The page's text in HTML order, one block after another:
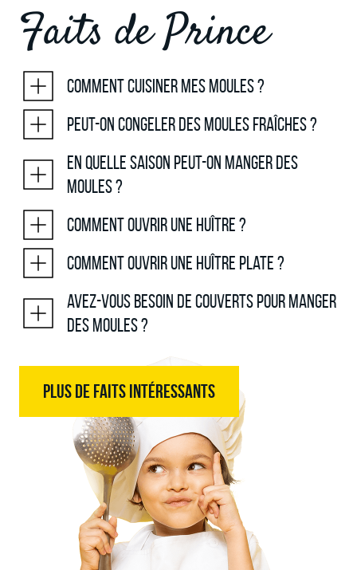
Faits de Prince
Comment cuisiner mes moules ?
Peut-on congeler des moules fraîches ?
En quelle saison peut-on manger des
moules ?
Comment ouvrir une huître ?
Comment ouvrir une huître plate ?
Avez-vous besoin de couverts pour manger
des moules ?
PLUS DE FAITS INTÉRESSANTS